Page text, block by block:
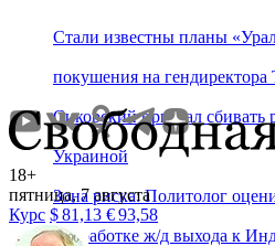
Стали известны планы
покушения на гендиректора
Сикорский призвал сбивать
Украиной
Зона риска: Политолог
проработке ж/д выхода к
18+
пятница, 7 августа
Курс $81,13 €93,58